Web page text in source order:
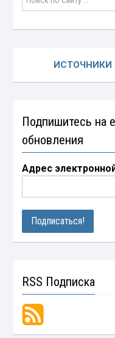
ИСТОЧНИКИ
Подпишитесь на
обновления
Адрес
RSS Подписка